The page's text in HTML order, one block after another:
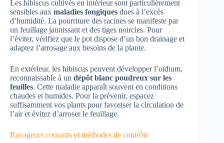
Les hibiscus cultivés en intérieur sont particulièrement
sensibles aux maladies fongiques dues à l’excès
d’humidité. La pourriture des racines se manifeste par
un feuillage jaunissant et des tiges noircies. Pour
l’éviter, vérifiez que le pot dispose d’un bon drainage et
adaptez l’arrosage aux besoins de la plante.
En extérieur, les hibiscus peuvent développer l’oïdium,
reconnaissable à un dépôt blanc poudreux sur les
feuilles. Cette maladie apparaît souvent en conditions
chaudes et humides. Pour la prévenir, espacez
suffisamment vos plants pour favoriser la circulation de
l’air et évitez d’arroser le feuillage.
Ravageurs courants et méthodes de contrôle